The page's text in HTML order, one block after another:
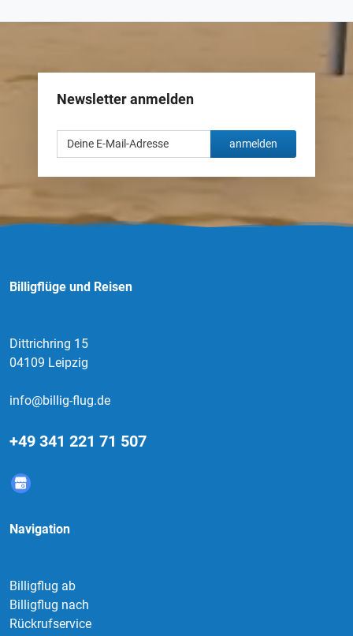
Newsletter anmelden
anmelden
Billigflüge und Reisen
Dittrichring 15
04109 Leipzig
info@billig-flug.de
+49 341 221 71 507
Navigation
Billigflug ab
Billigflug nach
Rückrufservice